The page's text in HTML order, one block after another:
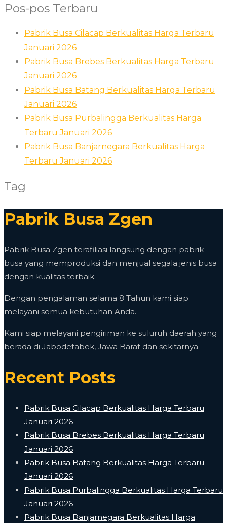
Pos-pos Terbaru
Pabrik Busa Cilacap Berkualitas Harga Terbaru
Januari 2026
Pabrik Busa Brebes Berkualitas Harga Terbaru
Januari 2026
Pabrik Busa Batang Berkualitas Harga Terbaru
Januari 2026
Pabrik Busa Purbalingga Berkualitas Harga
Terbaru Januari 2026
Pabrik Busa Banjarnegara Berkualitas Harga
Terbaru Januari 2026
Tag
Pabrik Busa Zgen
Pabrik Busa Zgen terafiliasi langsung dengan pabrik
busa yang memproduksi dan menjual segala jenis busa
dengan kualitas terbaik.
Dengan pengalaman selama 8 Tahun kami siap
melayani semua kebutuhan Anda.
Kami siap melayani pengiriman ke suluruh daerah yang
berada di Jabodetabek, Jawa Barat dan sekitarnya.
Recent Posts
Pabrik Busa Cilacap Berkualitas Harga Terbaru
Januari 2026
Pabrik Busa Brebes Berkualitas Harga Terbaru
Januari 2026
Pabrik Busa Batang Berkualitas Harga Terbaru
Januari 2026
Pabrik Busa Purbalingga Berkualitas Harga Terbaru
Januari 2026
Pabrik Busa Banjarnegara Berkualitas Harga